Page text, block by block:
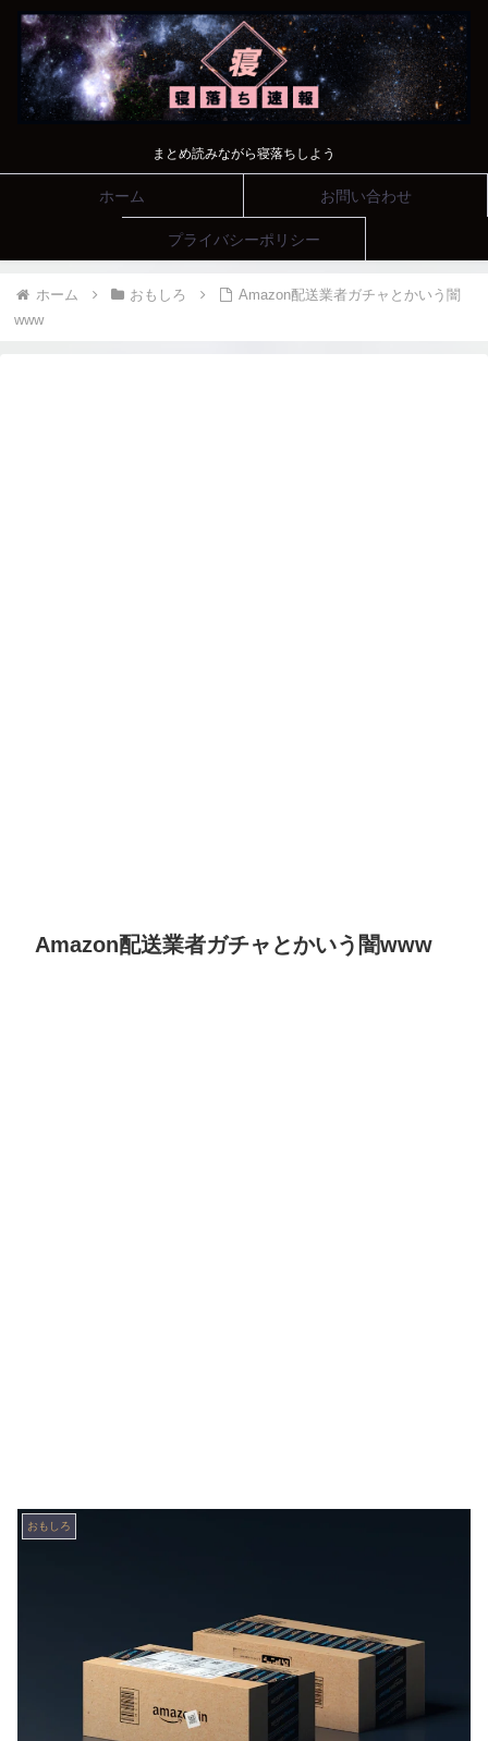
まとめ読みながら寝落ちしよう
ホーム お問い合わせ
プライバシーポリシー
ホーム おもしろ
Amazon配送業者ガチャとかいう闇
www
Amazon配送業者ガチャとかいう闇www
おもしろ